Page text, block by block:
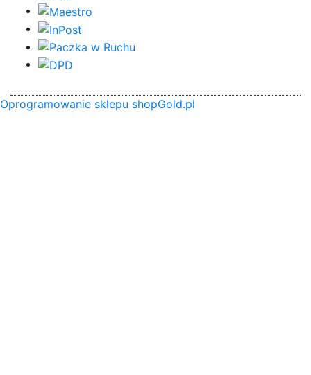
Oprogramowanie sklepu shopGold.pl